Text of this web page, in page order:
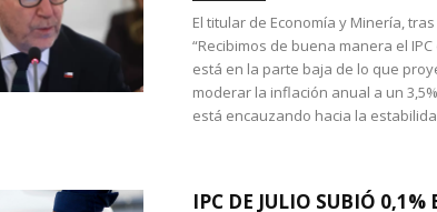
El titular de Economía y Minería,
“Recibimos de buena manera el
está en la parte baja de lo que
moderar la inflación anual a un
está encauzando hacia la
IPC DE JULIO SUBIÓ 0,1%